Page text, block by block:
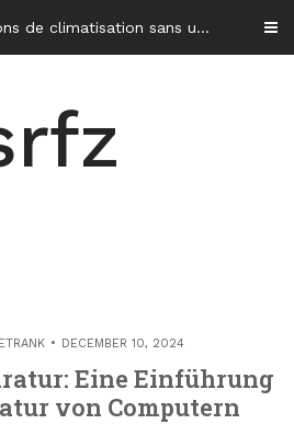
Meilleures solutions de climatisation sans unité extérieure en 2026
DECEMBER 10, 2024
Eine Einführung
von Computern